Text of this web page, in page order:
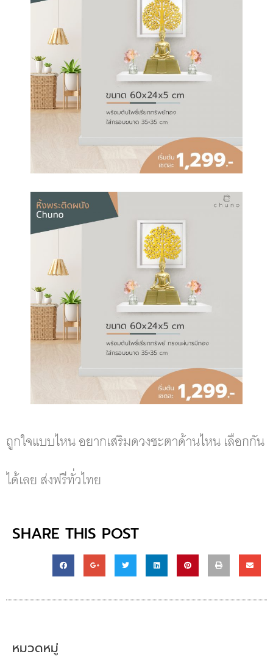
ถูกใจแบบไหน อยากเสริมดวงชะตาด้านไหน เลือกกัน
ได้เลย ส่งฟรีทั่วไทย
SHARE THIS POST
หมวดหมู่